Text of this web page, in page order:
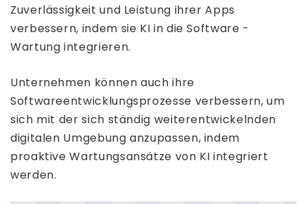
Zuverlässigkeit und Leistung ihrer Apps
verbessern, indem sie KI in die Software -
Wartung integrieren.
Unternehmen können auch ihre
Softwareentwicklungsprozesse verbessern, um
sich mit der sich ständig weiterentwickelnden
digitalen Umgebung anzupassen, indem
proaktive Wartungsansätze von KI integriert
werden.